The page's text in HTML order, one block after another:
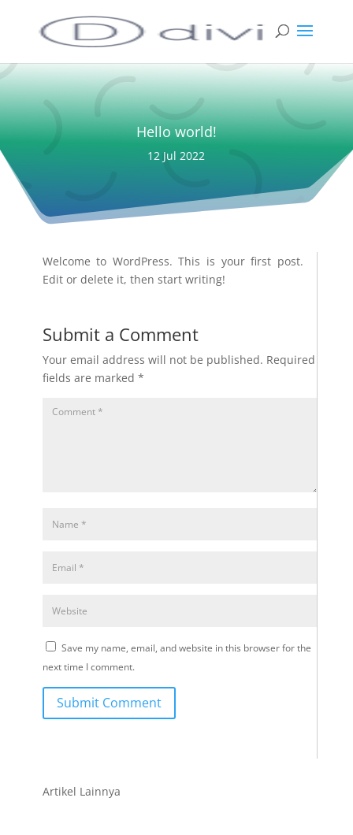
Hello world!
12 Jul 2022
Welcome to WordPress. This is your first post.
Edit or delete it, then start writing!
Submit a Comment
Your email address will not be published. Required
fields are marked *
Save my name, email, and website in this browser for the
next time I comment.
Submit Comment
Artikel Lainnya